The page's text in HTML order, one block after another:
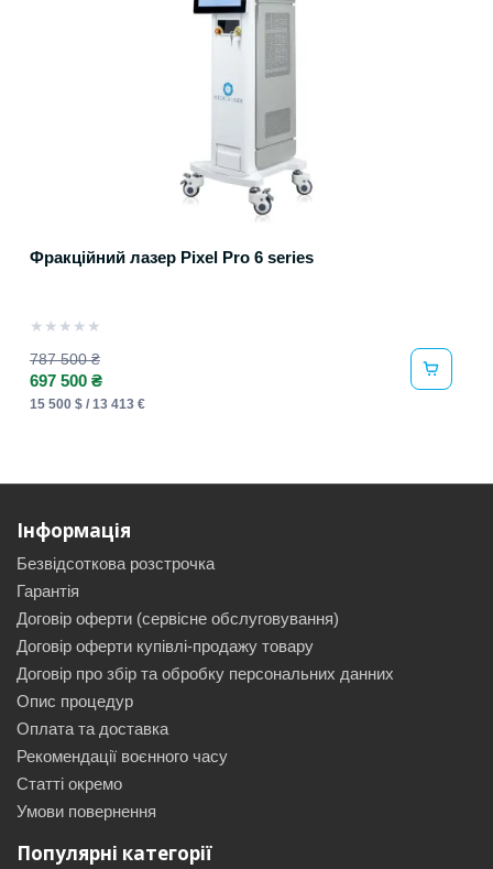
Фракційний лазер Pixel Pro 6 series
★ ★ ★ ★ ★
787 500 ₴
697 500 ₴
15 500 $ / 13 413 €
Інформація
Безвідсоткова розстрочка
Гарантія
Договір оферти (сервісне обслуговування)
Договір оферти купівлі-продажу товару
Договір про збір та обробку персональних данних
Опис процедур
Оплата та доставка
Рекомендації воєнного часу
Статті окремо
Умови повернення
Популярні категорії